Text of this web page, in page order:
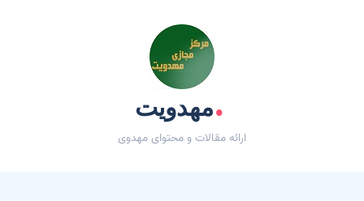
.مهدویت
ارائه مقالات و محتوای مهدوی